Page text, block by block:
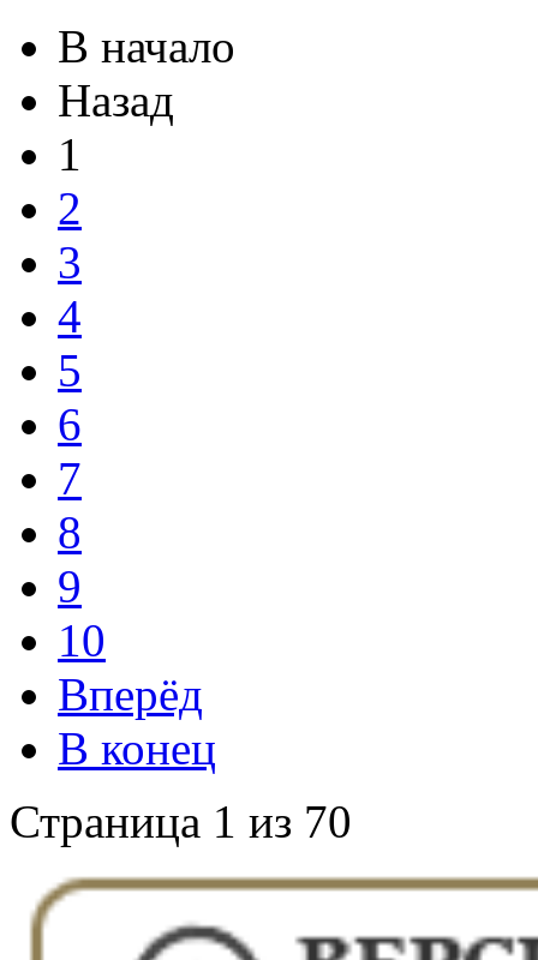
В начало
Назад
1
2
3
4
5
6
7
8
9
10
Вперёд
В конец
Страница 1 из 70